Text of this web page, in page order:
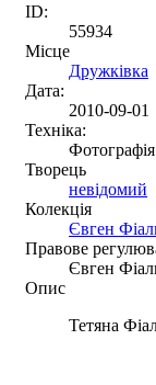
ID:
55934
Місце
Дружківка
Дата:
2010-09-01
Техніка:
Творець
невідомий
Колекція
Євген
Правове
Євген
Опис
Тетяна